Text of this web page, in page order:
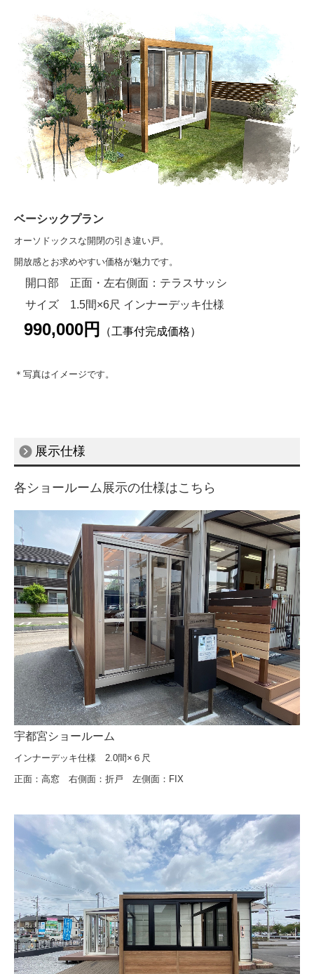
カーポート（２台用）
カーポートR・Fワイド
カーポート（３台用）
庭まわり
ウッドデッキ
デッキDS
テラス囲い （サニージュ）
ガーデンルーム ページ
ガーデンルームGF
機能門柱
ガレージ
サイクルポート
ワンデイリフォーム
リフォーム玄関ドア 浴室中折れドア
二重窓(インプラス）・リプラス
面格子・シャッター
会社概要
ベーシックプラン
オーソドックスな開閉の引き違い戸。
開放感とお求めやすい価格が魅力です。
開口部 正面・左右側面：テラスサッシ
サイズ 1.5間×6尺 インナーデッキ仕様
990,000円 （工事付完成価格）
＊写真はイメージです。
展示仕様
各ショールーム展示の仕様はこちら
宇都宮ショールーム
インナーデッキ仕様 2.0間×６尺
正面：高窓 右側面：折戸 左側面：FIX